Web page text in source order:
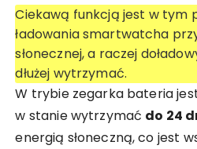
Ciekawą funkcją jest w tym
ładowania smartwatcha
słonecznej, a raczej
dłużej wytrzymać.
W trybie zegarka bateria
w stanie wytrzymać do 24
energią słoneczną, co jest